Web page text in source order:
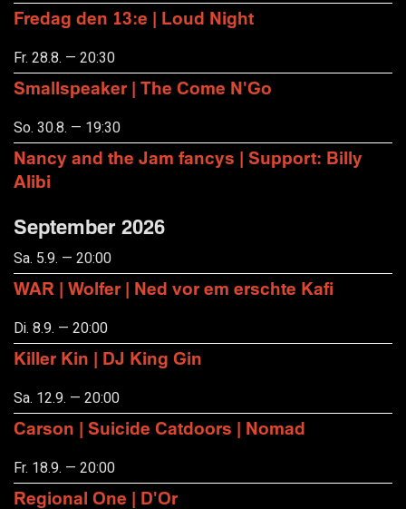
Fredag den 13:e | Loud Night
Fr. 28.8. — 20:30
Smallspeaker | The Come N'Go
So. 30.8. — 19:30
Nancy and the Jam fancys | Support: Billy
Alibi
September 2026
Sa. 5.9. — 20:00
WAR | Wolfer | Ned vor em erschte Kafi
Di. 8.9. — 20:00
Killer Kin | DJ King Gin
Sa. 12.9. — 20:00
Carson | Suicide Catdoors | Nomad
Fr. 18.9. — 20:00
Regional One | D'Or